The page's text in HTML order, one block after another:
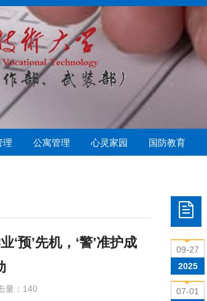
理 公寓管理 心灵家园 国防教育
预’先机，‘警’准护成
量： 140
09-27
2025
07-01